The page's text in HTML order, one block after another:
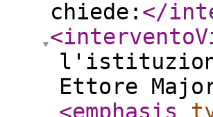
chiede: </
Ettore
<emphasis